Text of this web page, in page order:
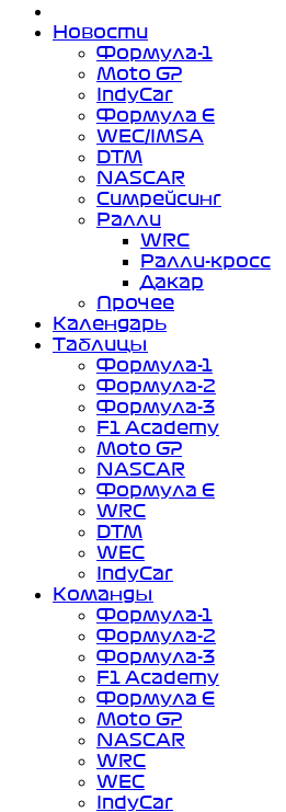
Новости
Формула-1
Moto GP
IndyCar
Формула Е
WEC/IMSA
DTM
NASCAR
Симрейсинг
Ралли
WRC
Ралли-кросс
Дакар
Прочее
Календарь
Таблицы
Формула-1
Формула-2
Формула-3
F1 Academy
Moto GP
NASCAR
Формула Е
WRC
DTM
WEC
IndyCar
Команды
Формула-1
Формула-2
Формула-3
F1 Academy
Формула Е
Moto GP
NASCAR
WRC
WEC
IndyCar